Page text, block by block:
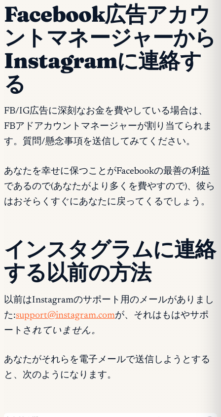
Facebook広告アカウ
ントマネージャーから
Instagramに連絡す
る
FB/IG広告に深刻なお金を費やしている場合は、
FBアドアカウントマネージャーが割り当てられま
す。質問/懸念事項を送信してみてください。
あなたを幸せに保つことがFacebookの最善の利益
であるので(あなたがより多くを費やすので)、彼ら
はおそらくすぐにあなたに戻ってくるでしょう。
インスタグラムに連絡
する以前の方法
以前はInstagramのサポート用のメールがありまし
た:support@instagram.comが、それはもはやサポ
ートさ れていません。
あなたがそれらを電子メールで送信しようとする
と、次のようになります。